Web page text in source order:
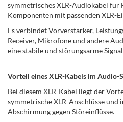
symmetrisches XLR-Audiokabel
Komponenten mit passenden XLR-
Es verbindet Vorverstärker,
Receiver, Mikrofone und andere
eine stabile und störungsarme
Vorteil eines XLR-Kabels im Audio-
Bei diesem XLR-Kabel liegt der
symmetrische XLR-Anschlüsse und
Abschirmung gegen Störeinflüsse.